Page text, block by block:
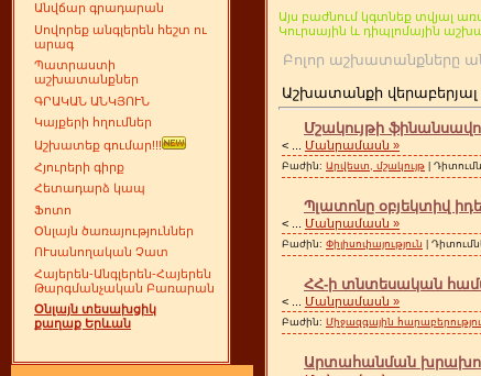
Անվճար գրադարան
Սովորեք անգլերեն հեշտ ու
արագ
Պատրաստի
աշխատանքներ
ԳՐԱԿԱՆ ԱՆԿՅՈՒՆ
Կայքերի հղումներ
Աշխատեք գումար!!!
Հյուրերի գիրք
Հետադարձ կապ
Ֆոտո
Օնլայն ծառայություններ
ՈՒսանողական Չատ
Հայերեն-Անգլերեն-Հայերեն
Թարգմանչական Բառարան
Օնլայն տեսախցիկ
քաղաք Երևան
Այս բաժնում կգտնեք տվյալ
Կուրսային և դիպլոմային
Բոլոր
Աշխատանքի
Մշակույթի
< Մանրամասն »
Բաժին: Արվեստ, մշակույթ |
Պլատոնը օբյեկտիվ
< Մանրամասն »
Բաժին: Փիլիսոփայություն |
ՀՀ-ի տնտեսական
< Մանրամասն »
Բաժին: Միջազգային
Արտահանման